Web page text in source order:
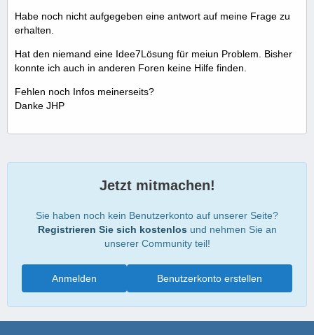
Habe noch nicht aufgegeben eine antwort auf meine Frage zu
erhalten.
Hat den niemand eine Idee7Lösung für meiun Problem. Bisher
konnte ich auch in anderen Foren keine Hilfe finden.
Fehlen noch Infos meinerseits?
Danke JHP
Jetzt mitmachen!
Sie haben noch kein Benutzerkonto auf unserer Seite?
Registrieren Sie sich kostenlos und nehmen Sie an
unserer Community teil!
Benutzerkonto erstellen
Anmelden